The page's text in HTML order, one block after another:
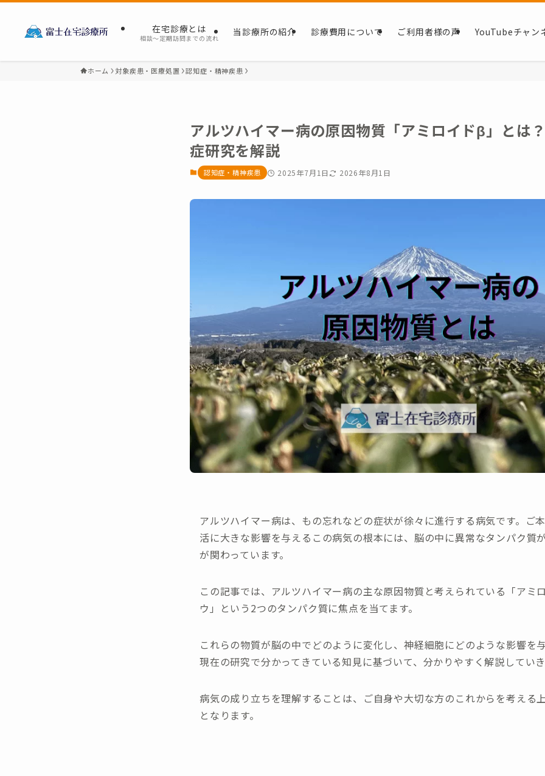
在宅診療とは
相談～定期訪問までの流れ
当診療所の紹介 診療費用について ご利用者様の声 YouTubeチャン
ホーム 対象疾患・医療処置 認知症・精神疾患
アルツハイマー病の原因物質「アミロイドβ」とは
症研究を解説
認知症・精神疾患 2025年7月1日 2026年8月1日
アルツハイマー病は、もの忘れなどの症状が徐々に進行する病気です。ご
活に大きな影響を与えるこの病気の根本には、脳の中に異常なタンパク質
が関わっています。
この記事では、アルツハイマー病の主な原因物質と考えられている「アミ
ウ」という2つのタンパク質に焦点を当てます。
これらの物質が脳の中でどのように変化し、神経細胞にどのような影響を
現在の研究で分かってきている知見に基づいて、分かりやすく解説してい
病気の成り立ちを理解することは、ご自身や大切な方のこれからを考える
となります。